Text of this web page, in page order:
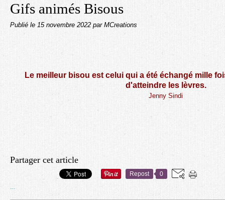
Gifs animés Bisous
Publié le 15 novembre 2022 par MCreations
Le meilleur bisou est celui qui a été échangé mille
d'atteindre les lèvres.
Jenny Sindi
Partager cet article
Repost 0